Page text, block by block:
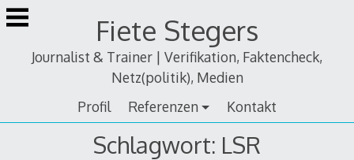
Zum
Inhalt
Fiete Stegers
Journalist & Trainer | Verifikation, Faktencheck,
Netz(politik), Medien
Profil
Referenzen Kontakt
Schlagwort: LSR